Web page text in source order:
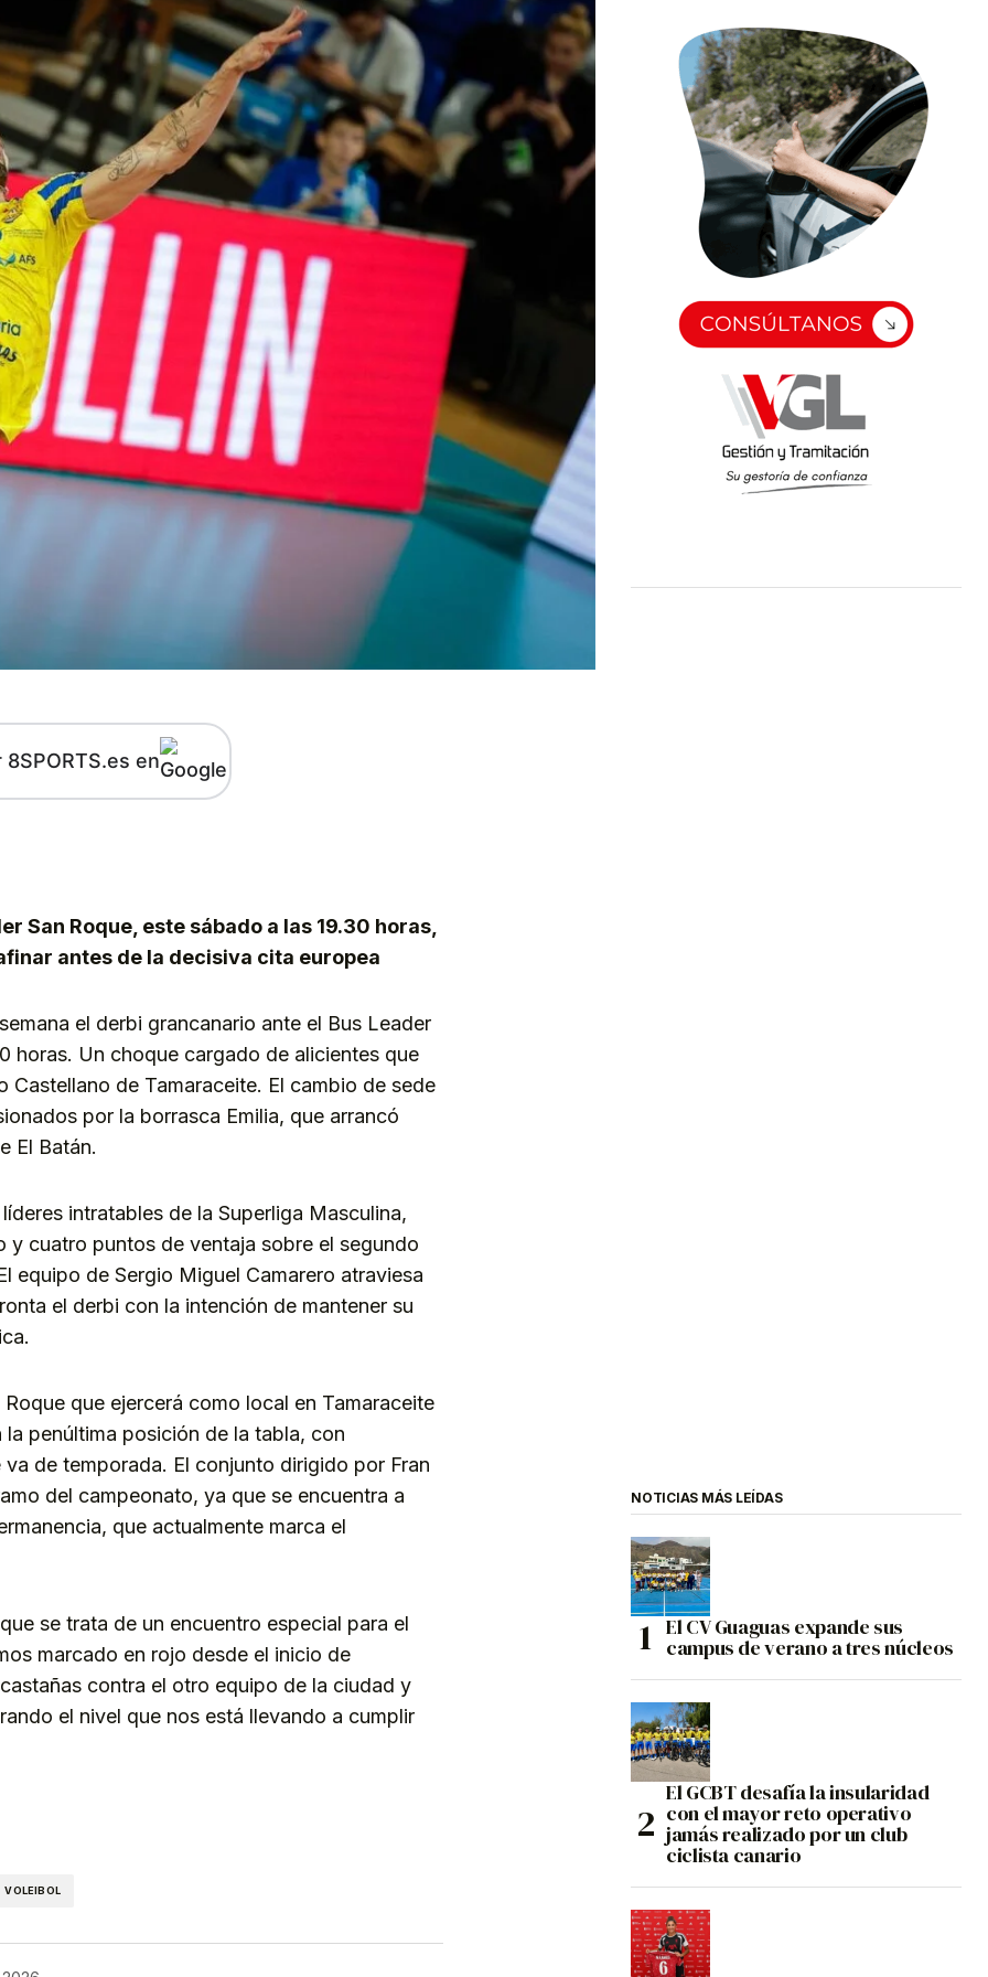
en
San Roque, este sábado a las 19.30 horas,
antes de la decisiva cita europea
el derbi grancanario ante el Bus Leader
horas. Un choque cargado de alicientes que
Castellano de Tamaraceite. El cambio de sede
por la borrasca Emilia, que arrancó
El Batán.
intratables de la Superliga Masculina,
y cuatro puntos de ventaja sobre el segundo
equipo de Sergio Miguel Camarero atraviesa
el derbi con la intención de mantener su
que ejercerá como local en Tamaraceite
penúltima posición de la tabla, con
de temporada. El conjunto dirigido por Fran
del campeonato, ya que se encuentra a
que actualmente marca el
se trata de un encuentro especial para el
marcado en rojo desde el inicio de
contra el otro equipo de la ciudad y
el nivel que nos está llevando a cumplir
VOLEIBOL
NOTICIAS MÁS LEÍDAS
El CV Guaguas expande sus
campus de verano a tres núcleos
El GCBT desafía la insularidad
con el mayor reto operativo
jamás realizado por un club
ciclista canario